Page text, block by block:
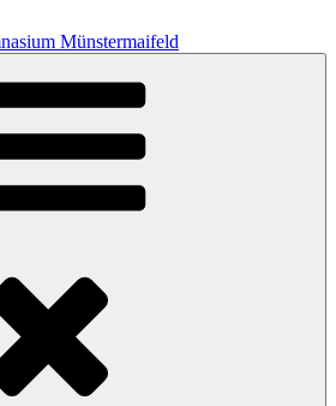
Münstermaifeld